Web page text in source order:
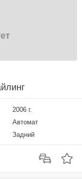
2006 г.
Автомат
Задний